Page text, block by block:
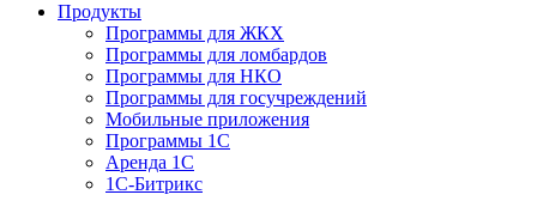
Продукты
Программы для ЖКХ
Программы для ломбардов
Программы для НКО
Программы для госучреждений
Мобильные приложения
Программы 1С
Аренда 1С
1С-Битрикс